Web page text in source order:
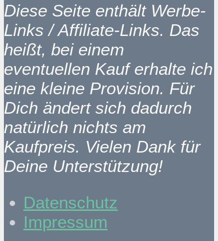
Diese Seite enthält Werbe-
Links / Affiliate-Links. Das
heißt, bei einem
eventuellen Kauf erhalte ich
eine kleine Provision. Für
Dich ändert sich dadurch
natürlich nichts am
Kaufpreis. Vielen Dank für
Deine Unterstützung!
Datenschutz
Impressum